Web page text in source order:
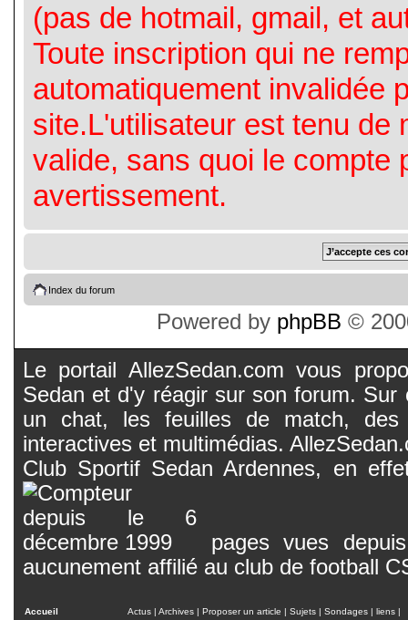
(pas de hotmail, gmail, et
Toute inscription qui ne
automatiquement invalidée
site.L'utilisateur est tenu de
valide, sans quoi le compte
avertissement.
Index du forum
Powered by phpBB ©
Le portail AllezSedan.com vous
Sedan et d'y réagir sur son forum.
un chat, les feuilles de match, des
interactives et multimédias.
Club Sportif Sedan Ardennes, en
pages vues
aucunement affilié au club de football
Accueil Actus | Archives | Proposer un article | Sujets | Sondages | liens |